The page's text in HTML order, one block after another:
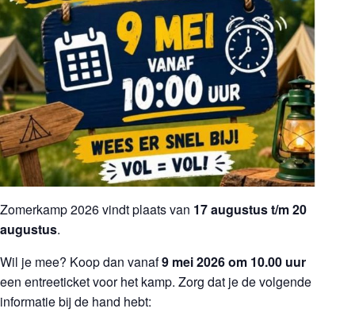
Zomerkamp 2026 vindt plaats van 17 augustus t/m 20
augustus.
Wil je mee? Koop dan vanaf9 mei 2026 om 10.00 uur
een entreeticket voor het kamp. Zorg dat je de volgende
informatie bij de hand hebt: